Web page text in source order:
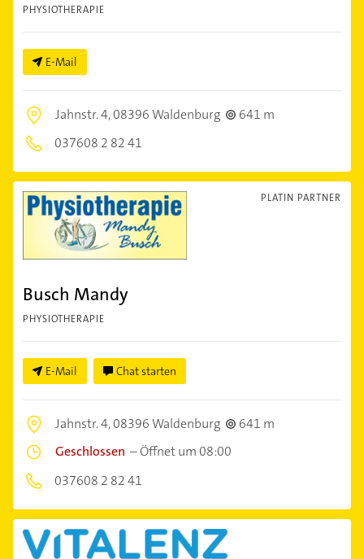
PHYSIOTHERAPIE
E-Mail
Jahnstr. 4,08396 Waldenburg
641 m
037608 2 82 41
PLATIN PARTNER
Busch Mandy
PHYSIOTHERAPIE
E-Mail Chat starten
Jahnstr. 4,08396 Waldenburg
641 m
Geschlossen –Öffnet um 08:00
037608 2 82 41